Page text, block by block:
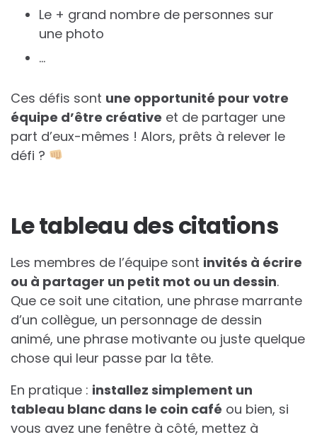
Le + grand nombre de personnes sur
une photo
…
Ces défis sont une opportunité pour votre
équipe d’être créative et de partager une
part d’eux-mêmes ! Alors, prêts à relever le
défi ?
Le tableau des citations
Les membres de l’équipe sont invités à écrire
ou à partager un petit mot ou un dessin.
Que ce soit une citation, une phrase marrante
d’un collègue, un personnage de dessin
animé, une phrase motivante ou juste quelque
chose qui leur passe par la tête.
En pratique : installez simplement un
tableau blanc dans le coin café ou bien, si
vous avez une fenêtre à côté, mettez à